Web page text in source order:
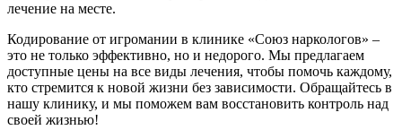
лечение на месте.
Кодирование от игромании в клинике «Союз наркологов» –
это не только эффективно, но и недорого. Мы предлагаем
доступные цены на все виды лечения, чтобы помочь каждому,
кто стремится к новой жизни без зависимости. Обращайтесь в
нашу клинику, и мы поможем вам восстановить контроль над
своей жизнью!